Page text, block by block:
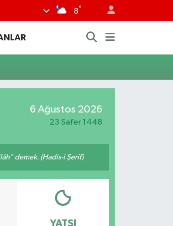
8°
6 Ağustos 2026
23 Safer 1448
demek. (Hadis-i Şerif)
YATSI